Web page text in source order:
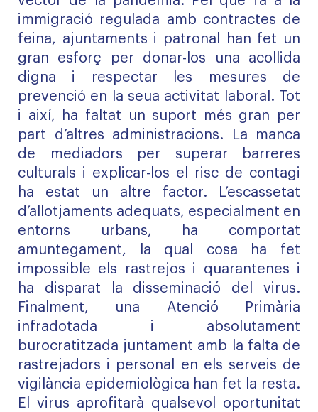
immigració regulada amb contractes de
feina, ajuntaments i patronal han fet un
gran esforç per donar-los una acollida
digna i respectar les mesures de
prevenció en la seua activitat laboral. Tot
i així, ha faltat un suport més gran per
part d’altres administracions. La manca
de mediadors per superar barreres
culturals i explicar-los el risc de contagi
ha estat un altre factor. L’escassetat
d’allotjaments adequats, especialment en
entorns urbans, ha comportat
amuntegament, la qual cosa ha fet
impossible els rastrejos i quarantenes i
ha disparat la disseminació del virus.
Finalment, una Atenció Primària
infradotada i absolutament
burocratitzada juntament amb la falta de
rastrejadors i personal en els serveis de
vigilància epidemiològica han fet la resta.
El virus aprofitarà qualsevol oportunitat